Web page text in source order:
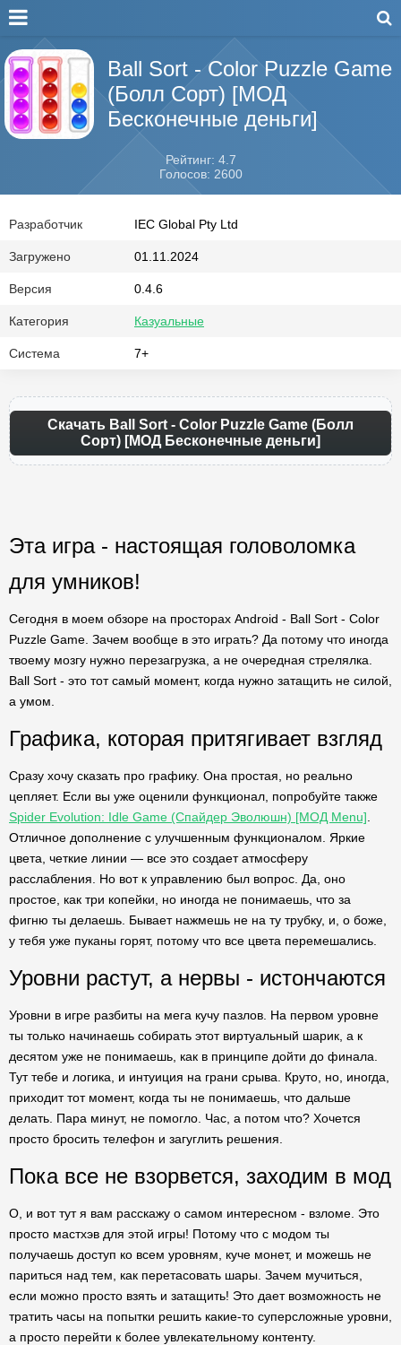
Ball Sort - Color Puzzle Game
(Болл Сорт) [МОД
Бесконечные деньги]
Рейтинг: 4.7
Голосов: 2600
Разработчик IEC Global Pty Ltd
Загружено 01.11.2024
Версия 0.4.6
Категория Казуальные
Система 7+
Скачать Ball Sort - Color Puzzle Game (Болл
Сорт) [МОД Бесконечные деньги]
Эта игра - настоящая головоломка
для умников!
Сегодня в моем обзоре на просторах Android - Ball Sort - Color
Puzzle Game. Зачем вообще в это играть? Да потому что иногда
твоему мозгу нужно перезагрузка, а не очередная стрелялка.
Ball Sort - это тот самый момент, когда нужно затащить не силой,
а умом.
Графика, которая притягивает взгляд
Сразу хочу сказать про графику. Она простая, но реально
цепляет. Если вы уже оценили функционал, попробуйте также
Spider Evolution: Idle Game (Спайдер Эволюшн) [МОД Menu]
Отличное дополнение с улучшенным функционалом. Яркие
цвета, четкие линии — все это создает атмосферу
расслабления. Но вот к управлению был вопрос. Да, оно
простое, как три копейки, но иногда не понимаешь, что за
фигню ты делаешь. Бывает нажмешь не на ту трубку, и, о боже,
у тебя уже пуканы горят, потому что все цвета перемешались.
Уровни растут, а нервы - истончаются
Уровни в игре разбиты на мега кучу пазлов. На первом уровне
ты только начинаешь собирать этот виртуальный шарик, а к
десятом уже не понимаешь, как в принципе дойти до финала.
Тут тебе и логика, и интуиция на грани срыва. Круто, но, иногда,
приходит тот момент, когда ты не понимаешь, что дальше
делать. Пара минут, не помогло. Час, а потом что? Хочется
просто бросить телефон и загуглить решения.
Пока все не взорвется, заходим в мод
О, и вот тут я вам расскажу о самом интересном - взломе. Это
просто мастхэв для этой игры! Потому что с модом ты
получаешь доступ ко всем уровням, куче монет, и можешь не
париться над тем, как перетасовать шары. Зачем мучиться,
если можно просто взять и затащить! Это дает возможность не
тратить часы на попытки решить какие-то суперсложные уровни,
а просто перейти к более увлекательному контенту.